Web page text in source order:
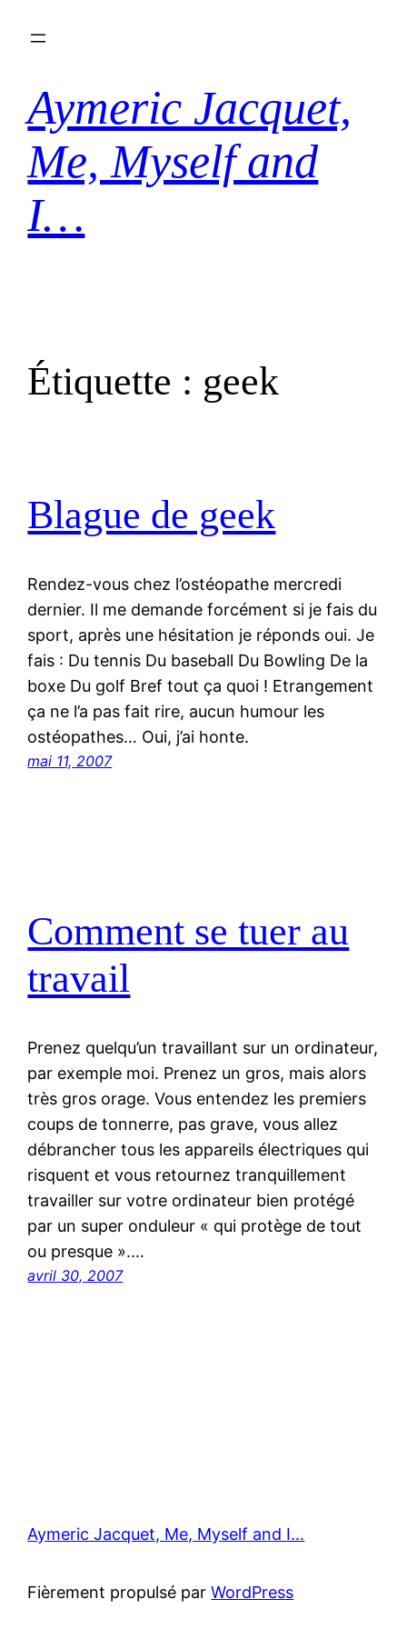
Aymeric Jacquet,
Me, Myself and
I…
Étiquette : geek
Blague de geek
Rendez-vous chez l’ostéopathe mercredi
dernier. Il me demande forcément si je fais du
sport, après une hésitation je réponds oui. Je
fais : Du tennis Du baseball Du Bowling De la
boxe Du golf Bref tout ça quoi ! Etrangement
ça ne l’a pas fait rire, aucun humour les
ostéopathes… Oui, j’ai honte.
mai 11, 2007
Comment se tuer au
travail
Prenez quelqu’un travaillant sur un ordinateur,
par exemple moi. Prenez un gros, mais alors
très gros orage. Vous entendez les premiers
coups de tonnerre, pas grave, vous allez
débrancher tous les appareils électriques qui
risquent et vous retournez tranquillement
travailler sur votre ordinateur bien protégé
par un super onduleur « qui protège de tout
ou presque ».…
avril 30, 2007
Aymeric Jacquet, Me, Myself and I…
Fièrement propulsé parWordPress